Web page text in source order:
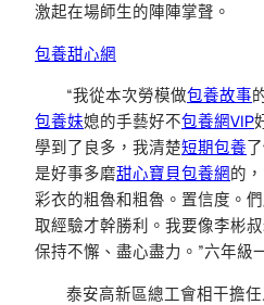
激起在場師生的陣陣掌聲。
包養甜心網
“我從本次勞模做包養故事
包養妹媳的手藝好不包養網VIP
學到了良多，我清楚短期包養
是好事多磨甜心寶貝包養網的
彩衣的粗魯和粗魯。置信度。
取經驗才幹勝利。我要像李彬
保持不懈、盡心盡力。”六年級
泰安高新區總工會相干擔